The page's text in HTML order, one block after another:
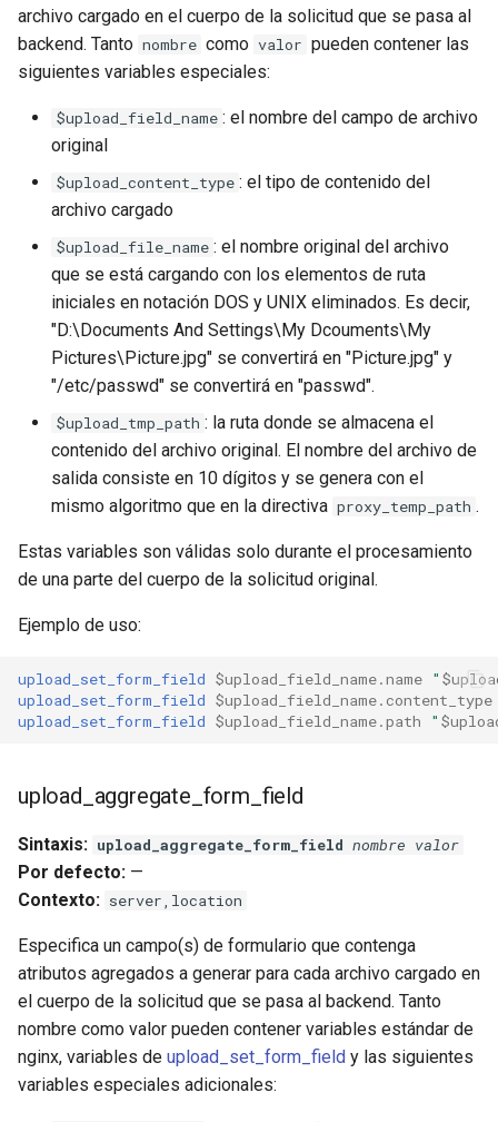
redis-connector
redis-ratelimit
redis-util
redis
repl
reqargs
requests
router
session
shell
signal
smtp
snappy
sniproxy
socket
stats
string
archivo cargado en el cuerpo de la solicitud que se pasa al
backend. Tanto nombre como valor pueden contener las
siguientes variables especiales:
$upload_field_name : el nombre del campo de archivo
original
$upload_content_type : el tipo de contenido del
archivo cargado
$upload_file_name : el nombre original del archivo
que se está cargando con los elementos de ruta
iniciales en notación DOS y UNIX eliminados. Es decir,
"D:\Documents And Settings\My Dcouments\My
Pictures\Picture.jpg" se convertirá en "Picture.jpg" y
"/etc/passwd" se convertirá en "passwd".
$upload_tmp_path : la ruta donde se almacena el
contenido del archivo original. El nombre del archivo de
salida consiste en 10 dígitos y se genera con el
mismo algoritmo que en la directiva proxy_temp_path .
Estas variables son válidas solo durante el procesamiento
de una parte del cuerpo de la solicitud original.
Ejemplo de uso:
upload_set_form_field $upload_field_name.name "
upload_set_form_field $upload_field_name.content_type
upload_set_form_field $upload_field_name.path "
upload_aggregate_form_field
Sintaxis: upload_aggregate_form_field nombre valor
Por defecto: —
Contexto: server,location
Especifica un campo(s) de formulario que contenga
atributos agregados a generar para cada archivo cargado en
el cuerpo de la solicitud que se pasa al backend. Tanto
nombre como valor pueden contener variables estándar de
nginx, variables de upload_set_form_field y las siguientes
variables especiales adicionales: